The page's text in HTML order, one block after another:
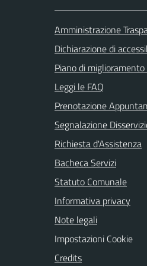
Amministrazione
Dichiarazione di
Piano di
Leggi le FAQ
Prenotazione
Segnalazione
Richiesta d'Assistenza
Bacheca Servizi
Statuto Comunale
Informativa privacy
Note legali
Impostazioni Cookie
Credits